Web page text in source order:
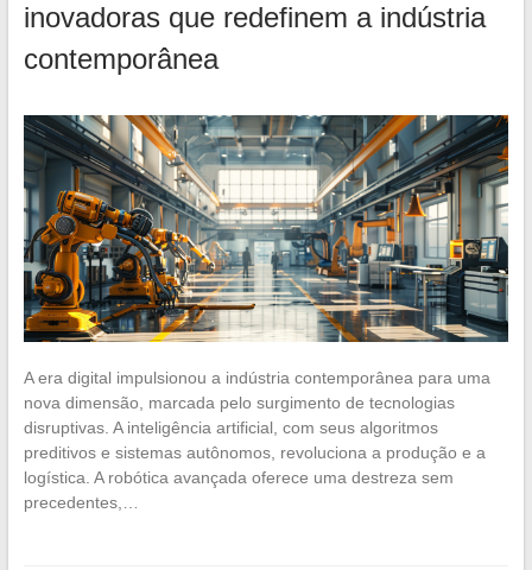
inovadoras que redefinem a indústria
contemporânea
A era digital impulsionou a indústria contemporânea para uma
nova dimensão, marcada pelo surgimento de tecnologias
disruptivas. A inteligência artificial, com seus algoritmos
preditivos e sistemas autônomos, revoluciona a produção e a
logística. A robótica avançada oferece uma destreza sem
precedentes,…